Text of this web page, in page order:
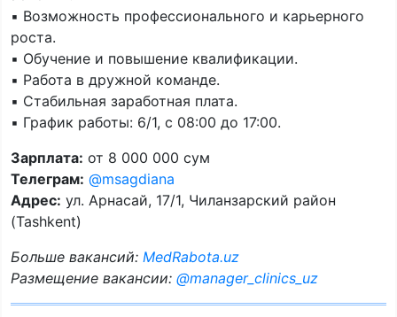
▪️ Возможность профессионального и карьерного
роста.
▪️ Обучение и повышение квалификации.
▪️ Работа в дружной команде.
▪️ Стабильная заработная плата.
▪️ График работы: 6/1, с 08:00 до 17:00.
Зарплата: от 8 000 000 сум
Телеграм: @msagdiana
Адрес: ул. Арнасай, 17/1, Чиланзарский район
(Tashkent)
Больше вакансий: MedRabota.uz
Размещение вакансии: @manager_clinics_uz